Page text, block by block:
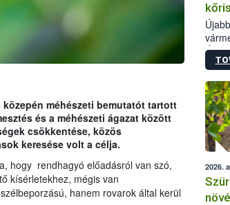
méhészeti bemutatót tartott
és a méhészeti ágazat között
csökkentése, közös
keresése volt a célja.
hogy rendhagyó előadásról van szó,
kísérletekhez, mégis van
hanem rovarok által kerül
2026.